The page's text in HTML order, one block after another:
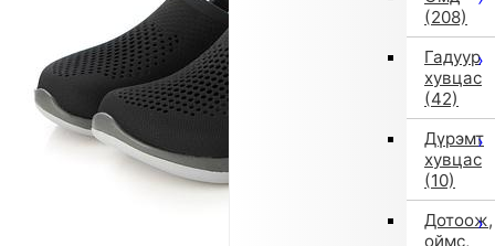
(208)
Гадуур
хувцас
(42)
Дүрэмт
хувцас
(10)
Дотоож,
оймс,